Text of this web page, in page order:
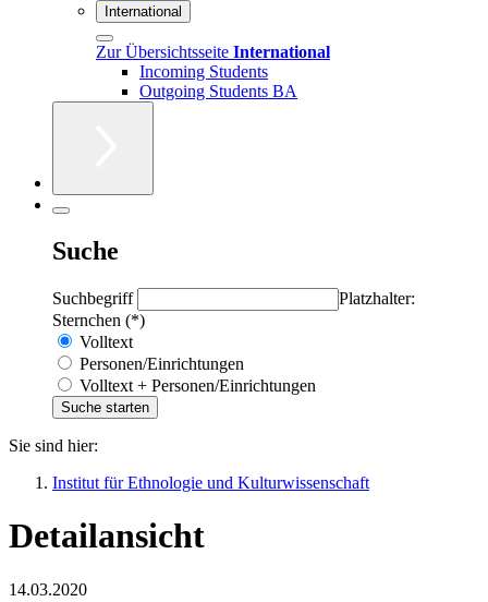
International
Zur Übersichtsseite International
Incoming Students
Outgoing Students BA
Suche
Suchbegriff
Platzhalter:
Sternchen (*)
Volltext
Personen/Einrichtungen
Volltext + Personen/Einrichtungen
Sie sind hier:
Institut für Ethnologie und Kulturwissenschaft
Detailansicht
14.03.2020